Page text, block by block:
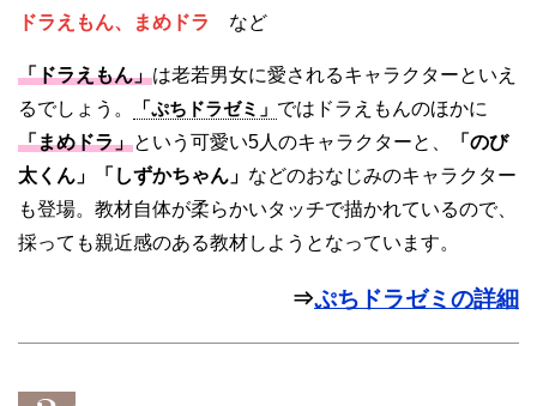
ドラえもん、まめドラ
など
「ドラえもん」は老若男女に愛されるキャラクターといえ
るでしょう。
「ぷちドラゼミ」 ではドラえもんのほかに
「まめドラ」という可愛い5人のキャラクターと、
「のび
太くん」「しずかちゃん」 などのおなじみのキャラクター
も登場。教材自体が柔らかいタッチで描かれているので、
採っても親近感のある教材しようとなっています。
⇒ぷちドラゼミの詳細